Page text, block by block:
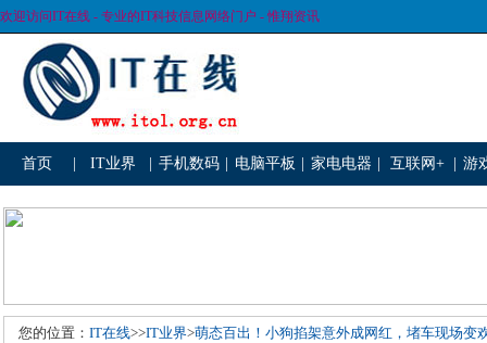
欢迎访问IT在线 - 专业的IT科技信息网络门户 - 惟翔资讯
首页 IT业界 手机数码 电脑平板 家电电器 互联网+ 游
您的位置： IT在线>>IT业界>萌态百出！小狗掐架意外成网红，堵车现场变